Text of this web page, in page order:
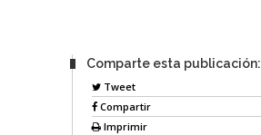
Comparte esta publicación:
Tweet
Compartir
Imprimir